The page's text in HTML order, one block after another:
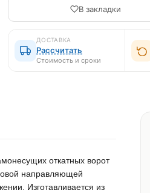
В закладки
ДОСТАВКА
Рассчитать
Стоимость и сроки
откатных ворот
направляющей
Изготавливается из